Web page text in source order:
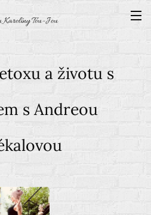
Karolíny Tou-Jou
a životu s
s Andreou